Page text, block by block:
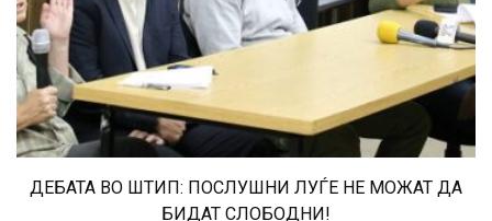
ДЕБАТА ВО ШТИП: ПОСЛУШНИ ЛУЃЕ НЕ МОЖАТ ДА
БИДАТ СЛОБОДНИ!